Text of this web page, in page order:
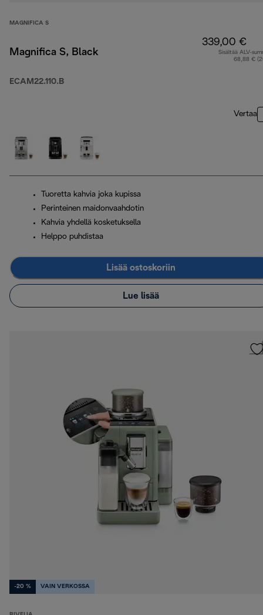
MAGNIFICA S
Magnifica S, Black
ECAM22.110.B
339,00 €
Sisältää ALV-
68,88 €
Vertaa
Tuoretta kahvia joka kupissa
Perinteinen maidonvaahdotin
Kahvia yhdellä kosketuksella
Helppo puhdistaa
Lisää ostoskoriin
Lue lisää
-20 % VAIN VERKOSSA